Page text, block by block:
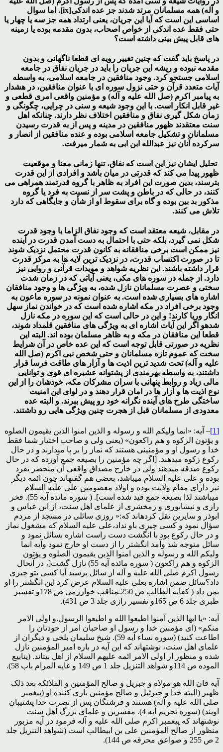
و آله) همه مسلمانان مرتد شدند جز عده اندکی[ix]. اما سوال
اساسی این است که آیا این جریان، یعنی ارتداد همه جز سه یا چهار یا
حتی فقط عده اندکی از خواص اصحاب، بدون مقدمه بوده یا زمینه
های قابل پیش بینی داشته است؟
در پاسخ باید گفت که چنین تغییر رویه ای قطعا ناگهانی و بدون
مقدمه نبوده و ریشه این جریان را باید در جریان نفاق در جامعه
اسلامی جستجو کرد. وجود منافقین در جامعه اسلامی، به واسطه
آیات متعدد قرآن و حتی نزول سوره ای با عنوان منافقین، در هشدار
به پیامبر اکرم (صل الله علیه و آله) و مؤمنین واقعی امری قطعی و
غیر قابل انکار است. با این وجود شیعه و سنی در چرایی، چگونگی و
زمان شکل گیری نفاق و منافقین اختلاف نظر دارند. چنانکه اهل
سنت معتقدند ظهور منافقین در مدینه و پس از به قدرت رسیدن
مسلمانان و تشکیل جامعه اسلامی بوده و عنده منافقین از انصار و
سرکرده آنان نیز عبدالله ابن ابی به شمار میرفت.
تحلیل ایشان نیز این است که نفاق، تنها زمانی معنا و موقعیت
ظهور پیدا می کند که قدرتی در میان باشد و افرادی از این قدرت
بترسند، بدین صورت این افراد به ظاهر با گروه قدرتمند همراهی می
کنند، در حالی که در باطن و پشت سر از نسبت به فرد یا گروه
مذکور بد بین بوده و گاه برای سقوط او از شأن و جایگاهی که دارد
تلاش می کنند.
در مقابل، شیعه معتقد است که وجود نفاق الزاما با وجود قدرت
شکل نمی گیرد، بلکه حتی با احتمال به دست آمدن قدرت در آینده
نیز ممکن است برخی منافقانه به کانون قدرت محتمل نزدیک شوند
تا در صورت اکتساب قدرت، در نزدیک ترین لایه ها به مرکز قدرت
قرار داشته باشند. این نظریه شواهد و مویدات قرآنی و روایی نیز
دارد. از جمله در سوره های مکی، یعنی آیاتی که در زمان شدت
سختی و عصرت مسلمانان نازل شده، به ویژگی ها و وجود منافقان
اشاره های بسیاری شده است. به عنوان نمونه در سوره ماعون به
وجود برخی افراد در مکه اشاره شده است که در خواندن نماز سهل
انگار وریا کارند! و این در حالی است که این سوره در مکه نازل
شدهو اگر این آیات اشاره ای به ویژگی های منافقین قلمداد شوند،
قطعا این منافقان در مکه و به ظاهر مسلمان بوده اند. البته این
نظریه در صورتی قابل توجه است که این عده خاص در آن شرایط
سخت که عموم تازه مسلمانان و حتی شخص نبی اکرم (صل الله
علیه و آله) تحت شدید ترین اذیت ها و آزار های طاقت فرسا قرار
داشتند، به واسطه بهرمندی از پشتوانه عشیره ای قوی و توانایی
مالی زیاد و روابط پنهانی با سران مشرکان مکه، خودشان را از این
نوع اذیت ها و آزار ها در امان قرار دهند و در لوای این امنیت
ساختگی طرح های آینده نگرانه خود رو پیش ببرند. و البته عده
معدودی از مسلمانان قبل از هجرت چنین ویژگی هایی رو داشتند.
[1]
– آیه: «انما ولیکم الله و رسوله و الذین امنوا الذین یقیمون الصلوه
و یؤتون الزکوه و هم راکعون» (یعنى ولى و صاحب اختیار شما فقط
خدا و رسول او و مؤمنینى هستند که نماز را بر پا میدارند و در حال
رکوع زکوه میدهند. [اگر چه مؤمنین را بصیغه جمع آورده که در حال
رکوع صدقه میدهند ولى در خارج مصداق واقعى آن منحصر بفرد
بوده و على علیه السلام میباشد، بعضى هم گفته‏اند چون ائمه دیگر
نیز داراى مقام ولایت بوده و اولاد معصومین على علیه السلام
میباشند لذا بصیغه جمع قید شده است]. ( سوره مائده آیه 55). فخر
رازى و نیشابورى و زمخشرى از علمای اهل سنت، از ابن عباس و
ابوذر و سایرین نقل کرده‏اند که:« روزى سائلى در مسجد از مردم
سؤال نمود و کسى چیزى باو نداد،على علیه السلام که مشغول نماز
و در حال رکوع بود با انگشت دست راست اشاره بسائل نمود و
سائل متوجه شد وآمد انگشتر را از دست او خارج نمود وآیه انما
ولیکم الله و رسوله و الذین امنوا الذین یقیمون الصلوه و یؤتون
الزکوه و هم راکعون ( سوره مائده آیه 55) نازل گشت[، در آنحال
رسول اکرم صلى الله علیه و آله از سائل پرسید آیا کسى بتو چیزى
داد؟سائل ضمن اشاره بعلى علیه السلام عرض کرد این انگشتر را او
بمن داد ( کفایه الطالب ص 250ـمناقب خوارزمى ص 178و تفسیر
طبرى جلد 6 ص 165و تفسیر رازى جلد 3 ص 431).
آیه: «یا ایها الذین آمنوا اطیعوا الله و اطیعوا الرسول.و اولى الامر
منکم» (اى مؤمنین خدا و رسول او صاحبان امر از خودتان را
اطاعت کنید) (سوره نساء آیه 59). شیخ سلیمان بلخى و دیگران از
علمای اهل سنت، نوشته‏اند که این آیه در باره امیر المؤمنین نازل
شده و منظور از اولى الامر ائمه علیهم السلام از اهل بیت‏اند. (ینابیع
الموده ص 114و شواهد التنزیل جلد 1 ص 149 و غایه المرام باب 58).
آیه فان الله هو مولاه و جبریل و صالح المؤمنین و الملائکه بعد ذلک
ظهیر (البته خدا و جبرئیل و صالح مؤمنین یارى کننده او (پیغمبر
صلى الله علیه و آله) هستند و فرشتگان پس از نصرت خدا پشتیبان
اویند) (سوره تحریم آیه 4). مفسرین و علماى بزرگ اهل سنت
نوشته‏اند که پیغمبر اکرم صلى الله علیه و آله فرمود در آیه مزبور
منظور از صالح المؤمنین على بن ابیطالب است (شواهد التنزیل جلد
2 ص 255 و صواعق محرقه ص 144).